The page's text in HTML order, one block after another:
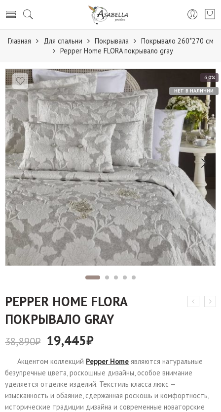
Главная Для спальни Покрывала
Покрывало 260*270 см
Pepper Home FLORA покрывало gray
-50%
НЕТ В НАЛИЧИИ
PEPPER HOME FLORA
ПОКРЫВАЛО GRAY
38,890₽ 19,445₽
Акцентом коллекций Pepper Home являются натуральные
безупречные цвета, роскошные дизайны, особое внимание
уделяется отделке изделий. Текстиль класса люкс —
изысканность и обаяние, сдержанная роскошь и комфортность,
исторические традиции дизайна и современные новаторские